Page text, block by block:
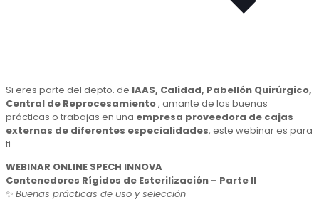
Si eres parte del depto. de IAAS, Calidad, Pabellón Quirúrgico,
Central de Reprocesamiento, amante de las buenas
prácticas o trabajas en una empresa proveedora de cajas
externas de diferentes especialidades, este webinar es para
ti.
WEBINAR ONLINE SPECH INNOVA
Contenedores Rígidos de Esterilización – Parte II
✨ Buenas prácticas de uso y selección